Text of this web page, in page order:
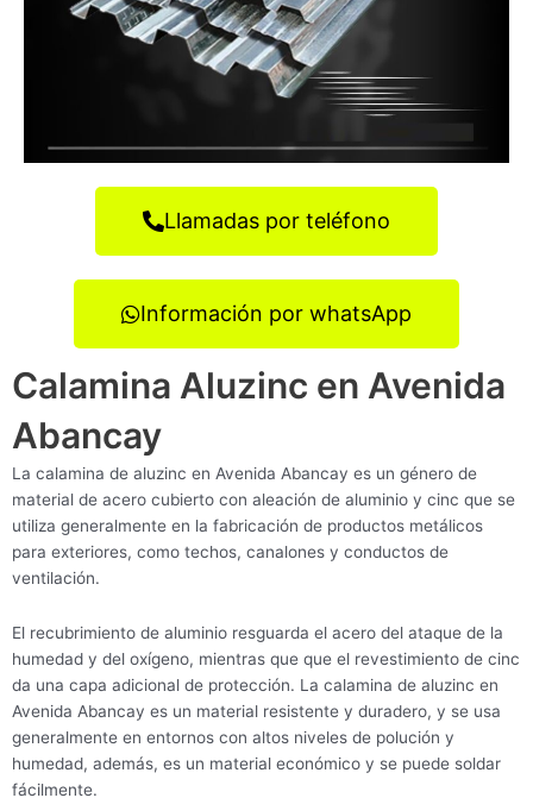
Llamadas por teléfono
Información por whatsApp
Calamina Aluzinc en Avenida
Abancay
La calamina de aluzinc en Avenida Abancay es un género de
material de acero cubierto con aleación de aluminio y cinc que se
utiliza generalmente en la fabricación de productos metálicos
para exteriores, como techos, canalones y conductos de
ventilación.
El recubrimiento de aluminio resguarda el acero del ataque de la
humedad y del oxígeno, mientras que que el revestimiento de cinc
da una capa adicional de protección. La calamina de aluzinc en
Avenida Abancay es un material resistente y duradero, y se usa
generalmente en entornos con altos niveles de polución y
humedad, además, es un material económico y se puede soldar
fácilmente.